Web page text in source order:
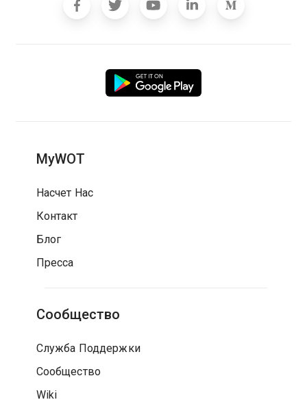
MyWOT
Насчет Нас
Контакт
Блог
Пресса
Сообщество
Служба Поддержки
Сообщество
Wiki